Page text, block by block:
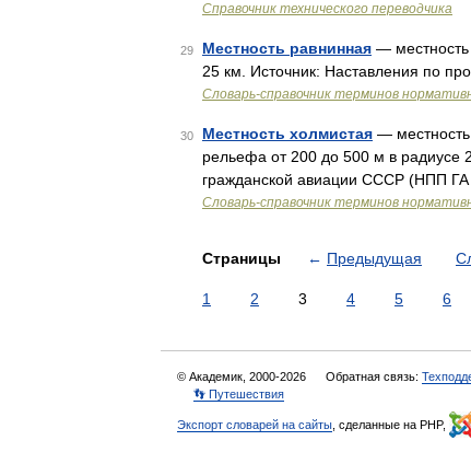
Справочник технического переводчика
29 Местность равнинная —
25 км. Источник: Наставления по
Словарь-справочник терминов
30 Местность холмистая —
рельефа от 200 до 500 м в радиусе
гражданской авиации СССР (НПП ГА
Словарь-справочник терминов
Страницы ← Предыдущая
1 2 3 4 5 6
© Академик, 2000-2026 Обратная связь:
👣 Путешествия
Экспорт словарей на сайты , сделанные на PHP,